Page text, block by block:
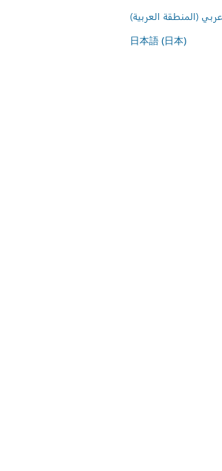
عربي (المنطقة العربية)
日本語 (日本)